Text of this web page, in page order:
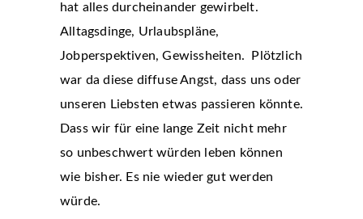
hat alles durcheinander gewirbelt.
Alltagsdinge, Urlaubspläne,
Jobperspektiven, Gewissheiten. Plötzlich
war da diese diffuse Angst, dass uns oder
unseren Liebsten etwas passieren könnte.
Dass wir für eine lange Zeit nicht mehr
so unbeschwert würden leben können
wie bisher. Es nie wieder gut werden
würde.